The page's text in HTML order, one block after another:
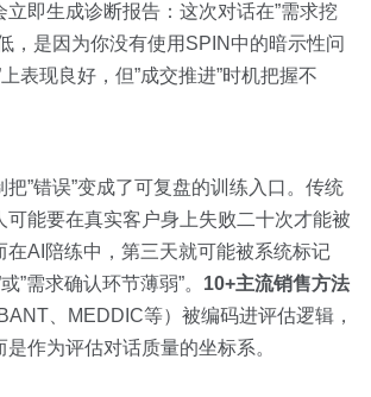
立即生成诊断报告：这次对话在”需求挖
，是因为你没有使用SPIN中的暗示性问
表现良好，但”成交推进”时机把握不
把”错误”变成了可复盘的训练入口。传统
可能要在真实客户身上失败二十次才能被
在AI陪练中，第三天就可能被系统标记
”需求确认环节薄弱”。 10+主流销售方法
、MEDDIC等）被编码进评估逻辑，
作为评估对话质量的坐标系。